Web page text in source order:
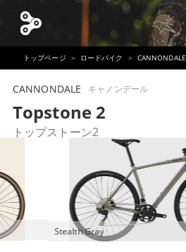
トップページ ロードバイク CANNONDALE
Stealth Gray
CANNONDALE キャノンデール
Topstone 2
トップストーン2